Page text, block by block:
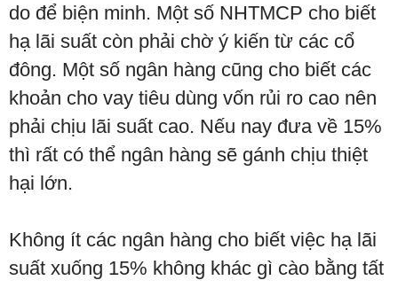
do để biện minh. Một số NHTMCP cho biết
hạ lãi suất còn phải chờ ý kiến từ các cổ
đông. Một số ngân hàng cũng cho biết các
khoản cho vay tiêu dùng vốn rủi ro cao nên
phải chịu lãi suất cao. Nếu nay đưa về 15%
thì rất có thể ngân hàng sẽ gánh chịu thiệt
hại lớn.
Không ít các ngân hàng cho biết việc hạ lãi
suất xuống 15% không khác gì cào bằng tất